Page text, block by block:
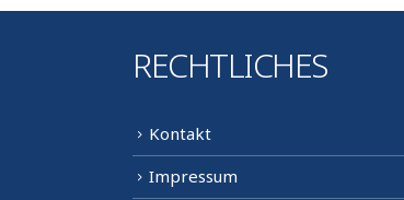
RECHTLICHES
Kontakt
Impressum